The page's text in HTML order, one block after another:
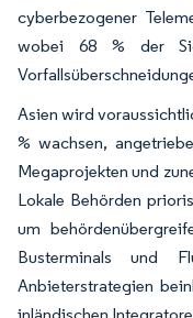
cyberbezogener
wobei 68 % der
Asien wird
% wachsen,
Megaprojekten und
Lokale Behörden
um
Busterminals und
Anbieterstrategien